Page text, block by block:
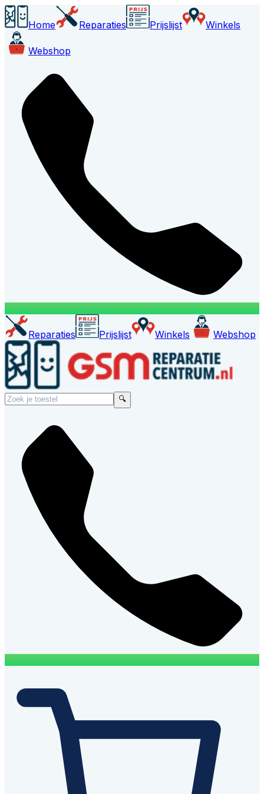
Home Reparaties Prijslijst Winkels
Webshop
Reparaties Prijslijst Winkels Webshop
🔍